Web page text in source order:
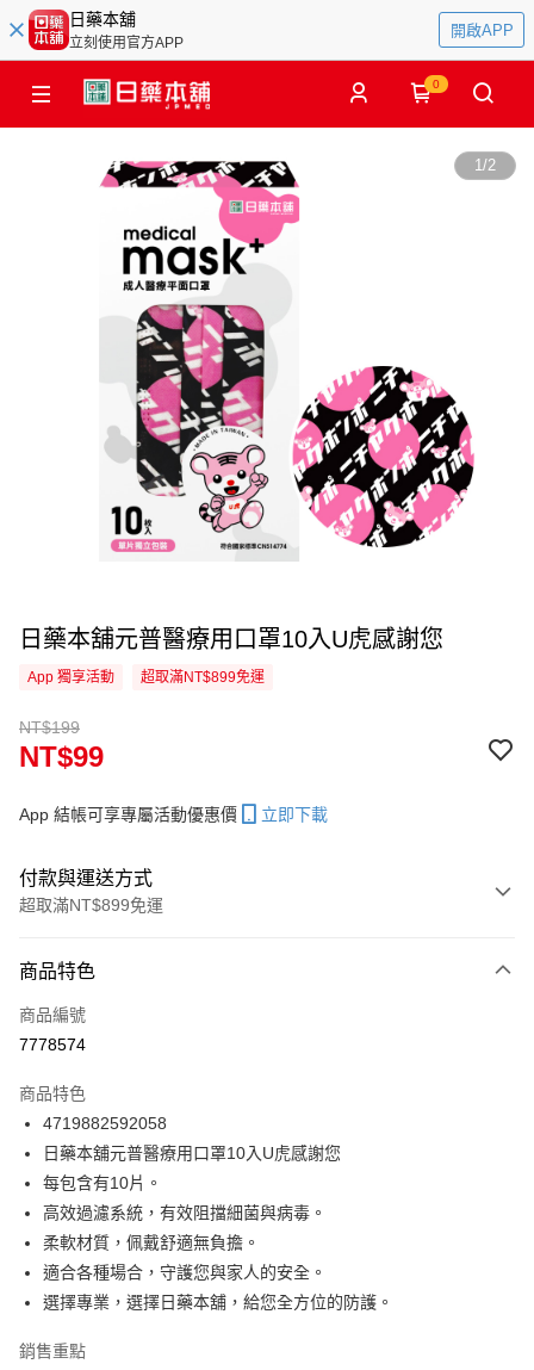
日藥本舖
立刻使用官方APP
開啟APP
0
1/2
日藥本舖元普醫療用口罩10入U虎感謝您
App 獨享活動 超取滿NT$899免運
NT$199
NT$99
App 結帳可享專屬活動優惠價 立即下載
付款與運送方式
超取滿NT$899免運
信用卡一次付款
超商取貨付款
Apple Pay
街口支付
悠遊付
Google Pay
全盈+PAY
商品特色
商品編號
7778574
商品特色
4719882592058
日藥本舖元普醫療用口罩10入U虎感謝您
每包含有10片。
高效過濾系統，有效阻擋細菌與病毒。
柔軟材質，佩戴舒適無負擔。
適合各種場合，守護您與家人的安全。
選擇專業，選擇日藥本舖，給您全方位的防護。
銷售重點